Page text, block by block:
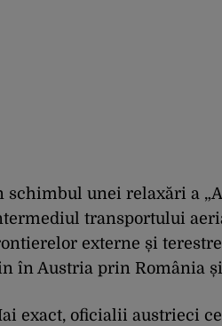
schimbul unei relaxări a
transportului
externe și
în Austria prin România
exact, oficialii austrieci